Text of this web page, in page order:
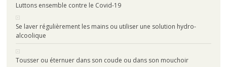
Luttons ensemble contre le Covid-19
Se laver régulièrement les mains ou utiliser une solution hydro-
alcoolique
Tousser ou éternuer dans son coude ou dans son mouchoir